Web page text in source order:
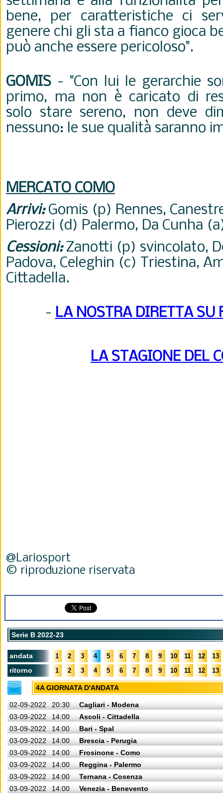
bene, per caratteristiche ci
genere chi gli sta a fianco gioca
può anche essere pericoloso".
GOMIS - "Con lui le gerarchie
primo, ma non è caricato di
solo stare sereno, non deve
nessuno: le sue qualità saranno
MERCATO COMO
Arrivi:Gomis (p) Rennes,
Pierozzi (d) Palermo, Da Cunha
Cessioni: Zanotti (p) svincolato,
Padova, Celeghin (c) Triestina,
Cittadella.
- LA NOSTRA DIRETTA SU
LA STAGIONE DEL
@Lariosport
© riproduzione riservata
Serie B 2022-23
andata 1 2 3 4 5 6 7 8 9 10 11 12 13
ritorno 1 2 3 4 5 6 7 8 9 10 11 12 13
4A GIORNATA D'ANDATA
02-09-2022 20:30
Cagliari - Modena
03-09-2022
14:00
Ascoli - Cittadella
03-09-2022
14:00
Bari - Spal
03-09-2022
14:00
Brescia - Perugia
03-09-2022
14:00
Frosinone - Como
03-09-2022
14:00
Reggina - Palermo
03-09-2022
14:00
Ternana - Cosenza
03-09-2022
14:00
Venezia - Benevento